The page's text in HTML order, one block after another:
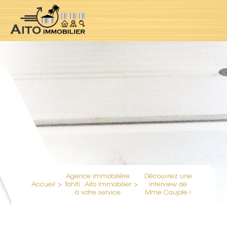
Accueil >
Agence immobilière
Tahiti : Aito Immobilier
à votre service
>
Découvrez une
interview de
Mme Caujole !